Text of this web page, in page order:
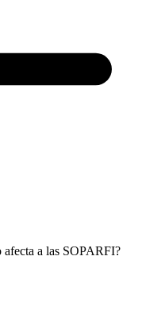
a las SOPARFI?